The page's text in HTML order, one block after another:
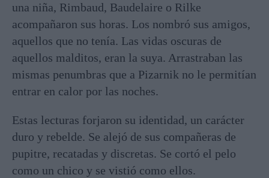
una niña, Rimbaud, Baudelaire o Rilke
acompañaron sus horas. Los nombró sus amigos,
aquellos que no tenía. Las vidas oscuras de
aquellos malditos, eran la suya. Arrastraban las
mismas penumbras que a Pizarnik no le permitían
entrar en calor por las noches.
Estas lecturas forjaron su identidad, un carácter
duro y rebelde. Se alejó de sus compañeras de
pupitre, recatadas y discretas. Se cortó el pelo
como un chico y se vistió como ellos.